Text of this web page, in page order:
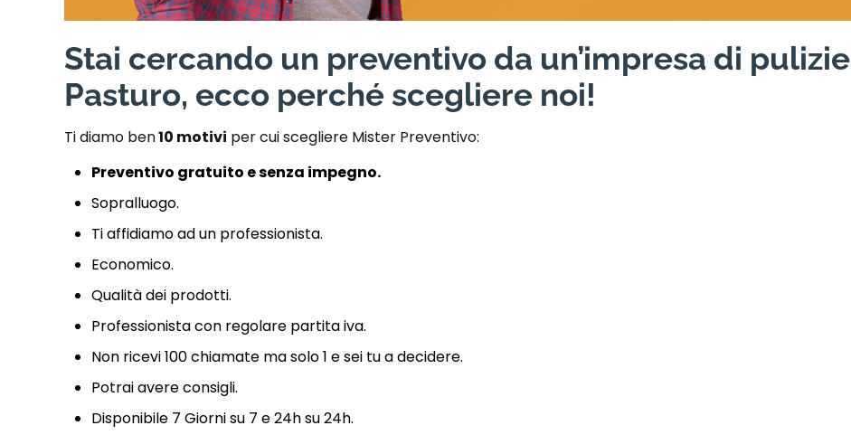
Stai cercando un preventivo da un’impresa di pulizie
Pasturo, ecco perché scegliere noi!
Ti diamo ben10 motivi per cui scegliere Mister Preventivo:
Preventivo gratuito e senza impegno.
Sopralluogo.
Ti affidiamo ad un professionista.
Economico.
Qualità dei prodotti.
Professionista con regolare partita iva.
Non ricevi 100 chiamate ma solo 1 e sei tu a decidere.
Potrai avere consigli.
Disponibile 7 Giorni su 7 e 24h su 24h.